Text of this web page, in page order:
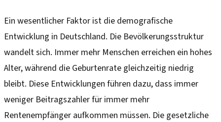
Ein wesentlicher Faktor ist die demografische
Entwicklung in Deutschland. Die Bevölkerungsstruktur
wandelt sich. Immer mehr Menschen erreichen ein hohes
Alter, während die Geburtenrate gleichzeitig niedrig
bleibt. Diese Entwicklungen führen dazu, dass immer
weniger Beitragszahler für immer mehr
Rentenempfänger aufkommen müssen. Die gesetzliche